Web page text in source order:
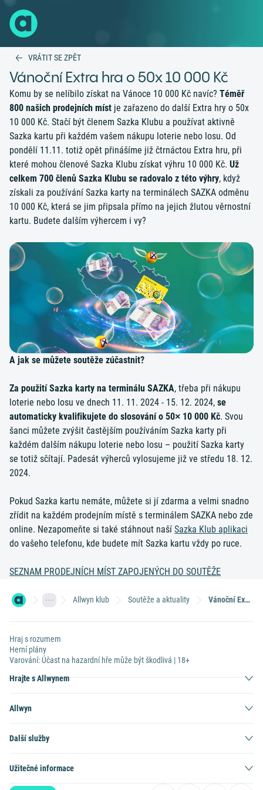
VRÁTIT SE ZPĚT
Vánoční Extra hra o 50x 10 000 Kč
Komu by se nelíbilo získat na Vánoce 10 000 Kč navíc? Téměř
800 našich prodejních míst je zařazeno do další Extra hry o 50x
10 000 Kč. Stačí být členem Sazka Klubu a používat aktivně
Sazka kartu při každém vašem nákupu loterie nebo losu. Od
pondělí 11.11. totiž opět přinášíme již čtrnáctou Extra hru, při
které mohou členové Sazka Klubu získat výhru 10 000 Kč. Už
celkem 700 členů Sazka Klubu se radovalo z této výhry, když
získali za používání Sazka karty na terminálech SAZKA odměnu
10 000 Kč, která se jim připsala přímo na jejich žlutou věrnostní
kartu. Budete dalším výhercem i vy?
A jak se můžete soutěže zúčastnit?
Za použití Sazka karty na terminálu SAZKA, třeba při nákupu
loterie nebo losu ve dnech 11. 11. 2024 - 15. 12. 2024, se
automaticky kvalifikujete do slosování o 50× 10 000 Kč. Svou
šanci můžete zvýšit častějším používáním Sazka karty při
každém dalším nákupu loterie nebo losu – použití Sazka karty
se totiž sčítají. Padesát výherců vylosujeme již ve středu 18. 12.
2024.
Pokud Sazka kartu nemáte, můžete si jí zdarma a velmi snadno
zřídit na každém prodejním místě s terminálem SAZKA nebo zde
online. Nezapomeňte si také stáhnout naší Sazka Klub aplikaci
do vašeho telefonu, kde budete mít Sazka kartu vždy po ruce.
SEZNAM PRODEJNÍCH MÍST ZAPOJENÝCH DO SOUTĚŽE
Allwyn klub Soutěže a aktuality Vánoční Extra hra o 50x 10 000 Kč
Hraj s rozumem
Herní plány
Varování: Účast na hazardní hře může být škodlivá | 18+
Hrajte s Allwynem
Allwyn
Další služby
Užitečné informace